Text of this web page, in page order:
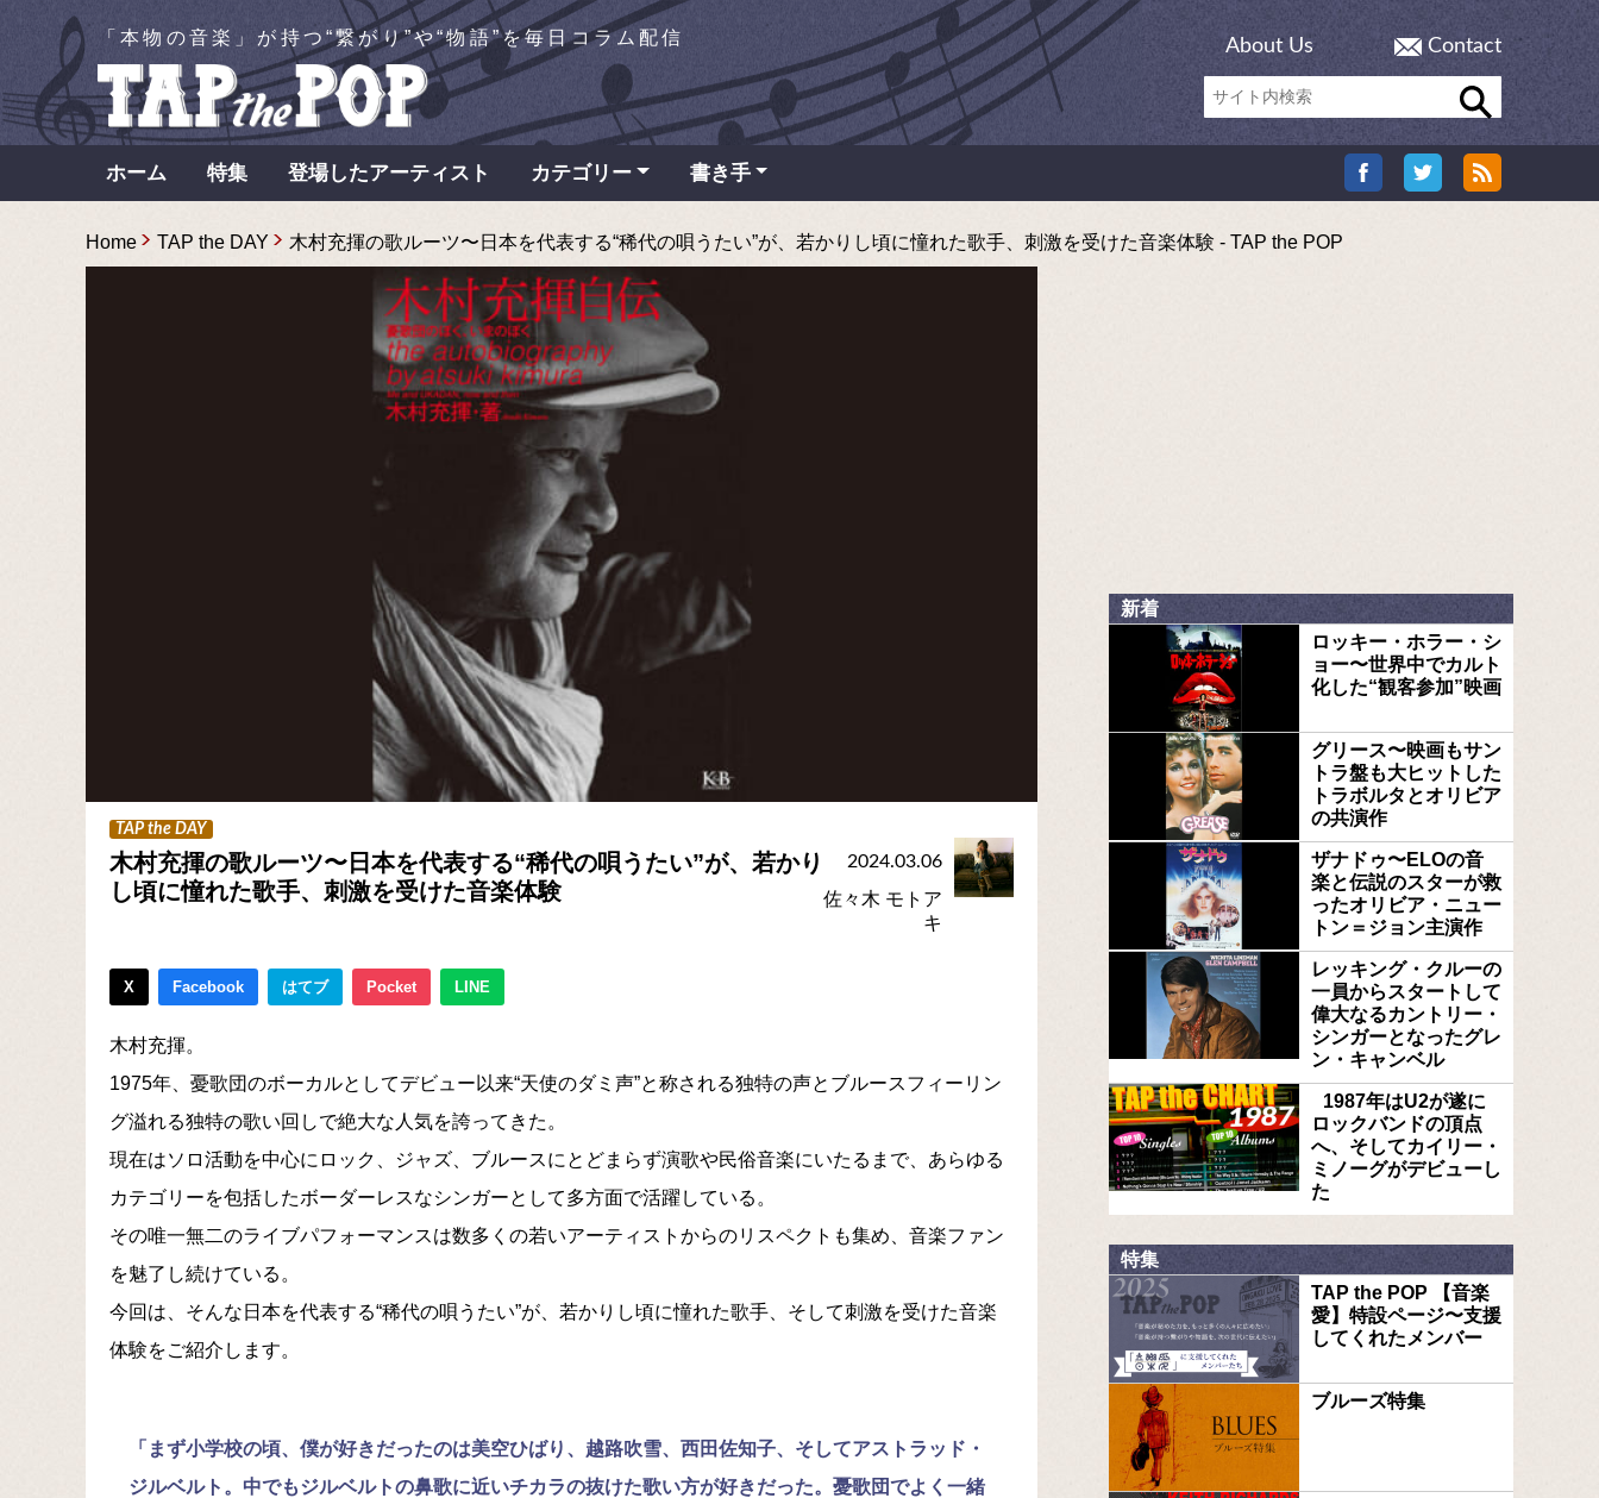
「本物の音楽」が持つ“繋がり”や“物語”を毎日コラム配信 About Us Contact
ホーム 特集 登場したアーティスト カテゴリー 書き手
Home TAP the DAY 木村充揮の歌ルーツ〜日本を代表する“稀代の唄うたい”が、若かりし頃に憧れた歌手、刺激を受けた音楽体験 - TAP the POP
TAP the DAY
木村充揮の歌ルーツ〜日本を代表する“稀代の唄うたい”が、若かり
し頃に憧れた歌手、刺激を受けた音楽体験
2024.03.06
佐々木 モトア
キ
X Facebook はてブ Pocket LINE
木村充揮。
1975年、憂歌団のボーカルとしてデビュー以来“天使のダミ声”と称される独特の声とブルースフィーリン
グ溢れる独特の歌い回しで絶大な人気を誇ってきた。
現在はソロ活動を中心にロック、ジャズ、ブルースにとどまらず演歌や民俗音楽にいたるまで、あらゆる
カテゴリーを包括したボーダーレスなシンガーとして多方面で活躍している。
その唯一無二のライブパフォーマンスは数多くの若いアーティストからのリスペクトも集め、音楽ファン
を魅了し続けている。
今回は、そんな日本を代表する“稀代の唄うたい”が、若かりし頃に憧れた歌手、そして刺激を受けた音楽
体験をご紹介します。
「まず小学校の頃、僕が好きだったのは美空ひばり、越路吹雪、西田佐知子、そしてアストラッド・
ジルベルト。中でもジルベルトの鼻歌に近いチカラの抜けた歌い方が好きだった。憂歌団でよく一緒
新着
ロッキー・ホラー・シ
ョー〜世界中でカルト
化した“観客参加”映画
グリース〜映画もサン
トラ盤も大ヒットした
トラボルタとオリビア
の共演作
ザナドゥ〜ELOの音
楽と伝説のスターが救
ったオリビア・ニュー
トン＝ジョン主演作
レッキング・クルーの
一員からスタートして
偉大なるカントリー・
シンガーとなったグレ
ン・キャンベル
1987年はU2が遂に
ロックバンドの頂点
へ、そしてカイリー・
ミノーグがデビューし
た
特集
TAP the POP 【音楽
愛】特設ページ〜支援
してくれたメンバー
ブルーズ特集